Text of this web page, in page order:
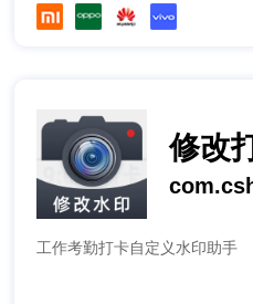
修改
工作考勤打卡自定义水印助手